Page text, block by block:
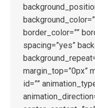
border_color=””
spacing=”yes”
margin_top=”0px”
id=””